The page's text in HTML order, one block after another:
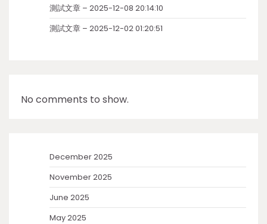
測試文章 – 2025-12-08 20:14:10
測試文章 – 2025-12-02 01:20:51
No comments to show.
December 2025
November 2025
June 2025
May 2025